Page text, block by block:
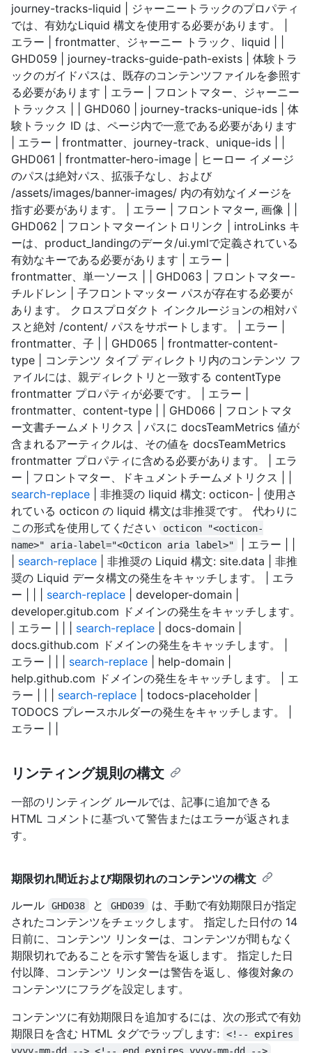
journey-tracks-liquid | ジャーニートラックのプロパティ
では、有効なLiquid 構文を使用する必要があります。 |
エラー | frontmatter、ジャーニー トラック、liquid | |
GHD059 | journey-tracks-guide-path-exists | 体験トラ
ックのガイドパスは、既存のコンテンツファイルを参照す
る必要があります | エラー | フロントマター、ジャーニー
トラックス | | GHD060 | journey-tracks-unique-ids | 体
験トラック ID は、ページ内で一意である必要があります
| エラー | frontmatter、journey-track、unique-ids | |
GHD061 | frontmatter-hero-image | ヒーロー イメージ
のパスは絶対パス、拡張子なし、および
/assets/images/banner-images/ 内の有効なイメージを
指す必要があります。 | エラー | フロントマター, 画像 | |
GHD062 | フロントマターイントロリンク | introLinks キ
ーは、product_landingのデータ/ui.ymlで定義されている
有効なキーである必要があります | エラー |
frontmatter、単一ソース | | GHD063 | フロントマター-
チルドレン | 子フロントマッター パスが存在する必要が
あります。 クロスプロダクト インクルージョンの相対パ
スと絶対 /content/ パスをサポートします。 | エラー |
frontmatter、子 | | GHD065 | frontmatter-content-
type | コンテンツ タイプ ディレクトリ内のコンテンツ フ
ァイルには、親ディレクトリと一致する contentType
frontmatter プロパティが必要です。 | エラー |
frontmatter、content-type | | GHD066 | フロントマタ
ー文書チームメトリクス | パスに docsTeamMetrics 値が
含まれるアーティクルは、その値を docsTeamMetrics
frontmatter プロパティに含める必要があります。 | エラ
ー | フロントマター、ドキュメントチームメトリクス | |
search-replace | 非推奨の liquid 構文: octicon- | 使用さ
れている octicon の liquid 構文は非推奨です。 代わりに
この形式を使用してください
octicon "<octicon-
name>" aria-label="<Octicon aria label>"
| エラー | |
search-replace | 非推奨の Liquid 構文: site.data | 非推
奨の Liquid データ構文の発生をキャッチします。 | エラ
ー | | | search-replace | developer-domain |
developer.gitub.com ドメインの発生をキャッチします。
| エラー | | | search-replace | docs-domain |
docs.github.com ドメインの発生をキャッチします。 |
エラー | | | search-replace | help-domain |
help.github.com ドメインの発生をキャッチします。 | エ
ラー | | | search-replace | todocs-placeholder |
TODOCS プレースホルダーの発生をキャッチします。 |
エラー | |
リンティング規則の構文
一部のリンティング ルールでは、記事に追加できる
HTML コメントに基づいて警告またはエラーが返されま
す。
期限切れ間近および期限切れのコンテンツの構文
ルール
GHD038 と GHD039
は、手動で有効期限日が指定
されたコンテンツをチェックします。 指定した日付の 14
日前に、コンテンツ リンターは、コンテンツが間もなく
期限切れであることを示す警告を返します。 指定した日
付以降、コンテンツ リンターは警告を返し、修復対象の
コンテンツにフラグを設定します。
コンテンツに有効期限日を追加するには、次の形式で有効
期限日を含む HTML タグでラップします:
<!-- expires
yyyy-mm-dd --> <!-- end expires yyyy-mm-dd -->